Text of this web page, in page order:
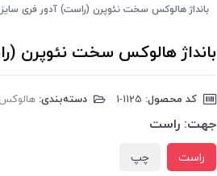
بانداژ هالوکس سخت نئوپرن (راست) آدور فری سایز (کد
بانداژ هالوکس سخت نئوپرن
کد محصول: دسته‌بندی:
جهت: راست
راست چپ